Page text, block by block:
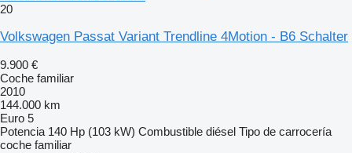
20
Volkswagen Passat Variant Trendline 4Motion - B6 Schalter
9.900 €
Coche familiar
2010
144.000 km
Euro 5
Potencia 140 Hp (103 kW) Combustible diésel Tipo de carrocería
coche familiar